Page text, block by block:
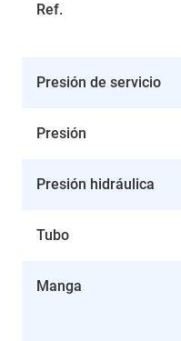
Ref.
Presión de servicio
Presión
Presión hidráulica
Tubo
Manga